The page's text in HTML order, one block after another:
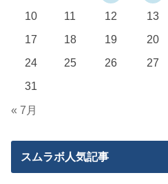
10
11 12 13
17
18 19 20
24
25 26 27
31
« 7月
スムラボ人気記事